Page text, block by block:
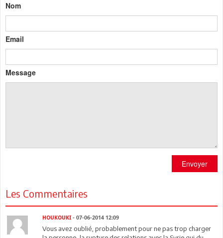
Nom
Email
Message
Envoyer
Les Commentaires
HOUKOUKI - 07-06-2014 12:09
Vous avez oublié, probablement pour ne pas trop charger